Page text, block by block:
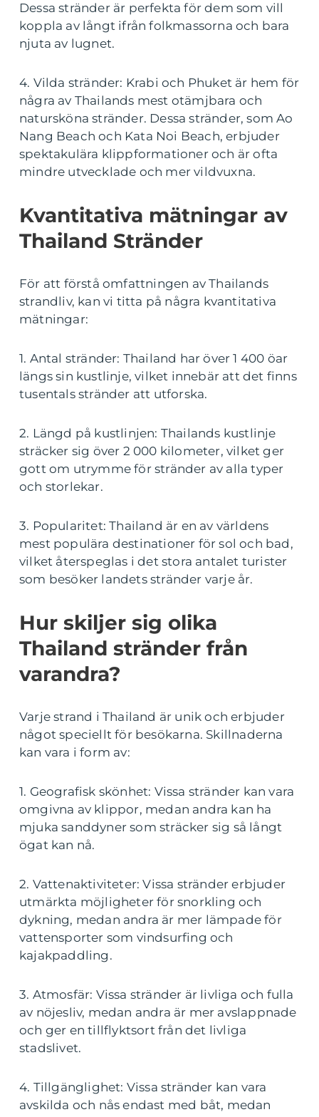
Dessa stränder är perfekta för dem som vill
koppla av långt ifrån folkmassorna och bara
njuta av lugnet.
4. Vilda stränder: Krabi och Phuket är hem för
några av Thailands mest otämjbara och
natursköna stränder. Dessa stränder, som Ao
Nang Beach och Kata Noi Beach, erbjuder
spektakulära klippformationer och är ofta
mindre utvecklade och mer vildvuxna.
Kvantitativa mätningar av
Thailand Stränder
För att förstå omfattningen av Thailands
strandliv, kan vi titta på några kvantitativa
mätningar:
1. Antal stränder: Thailand har över 1 400 öar
längs sin kustlinje, vilket innebär att det finns
tusentals stränder att utforska.
2. Längd på kustlinjen: Thailands kustlinje
sträcker sig över 2 000 kilometer, vilket ger
gott om utrymme för stränder av alla typer
och storlekar.
3. Popularitet: Thailand är en av världens
mest populära destinationer för sol och bad,
vilket återspeglas i det stora antalet turister
som besöker landets stränder varje år.
Hur skiljer sig olika
Thailand stränder från
varandra?
Varje strand i Thailand är unik och erbjuder
något speciellt för besökarna. Skillnaderna
kan vara i form av:
1. Geografisk skönhet: Vissa stränder kan vara
omgivna av klippor, medan andra kan ha
mjuka sanddyner som sträcker sig så långt
ögat kan nå.
2. Vattenaktiviteter: Vissa stränder erbjuder
utmärkta möjligheter för snorkling och
dykning, medan andra är mer lämpade för
vattensporter som vindsurfing och
kajakpaddling.
3. Atmosfär: Vissa stränder är livliga och fulla
av nöjesliv, medan andra är mer avslappnade
och ger en tillflyktsort från det livliga
stadslivet.
4. Tillgänglighet: Vissa stränder kan vara
avskilda och nås endast med båt, medan